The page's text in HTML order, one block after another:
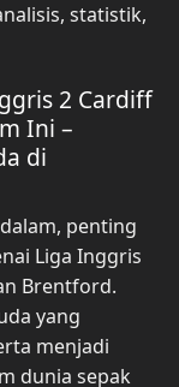
statistik,
2 Cardiff
Ini –
di
penting
Liga Inggris
Brentford.
yang
menjadi
dunia sepak